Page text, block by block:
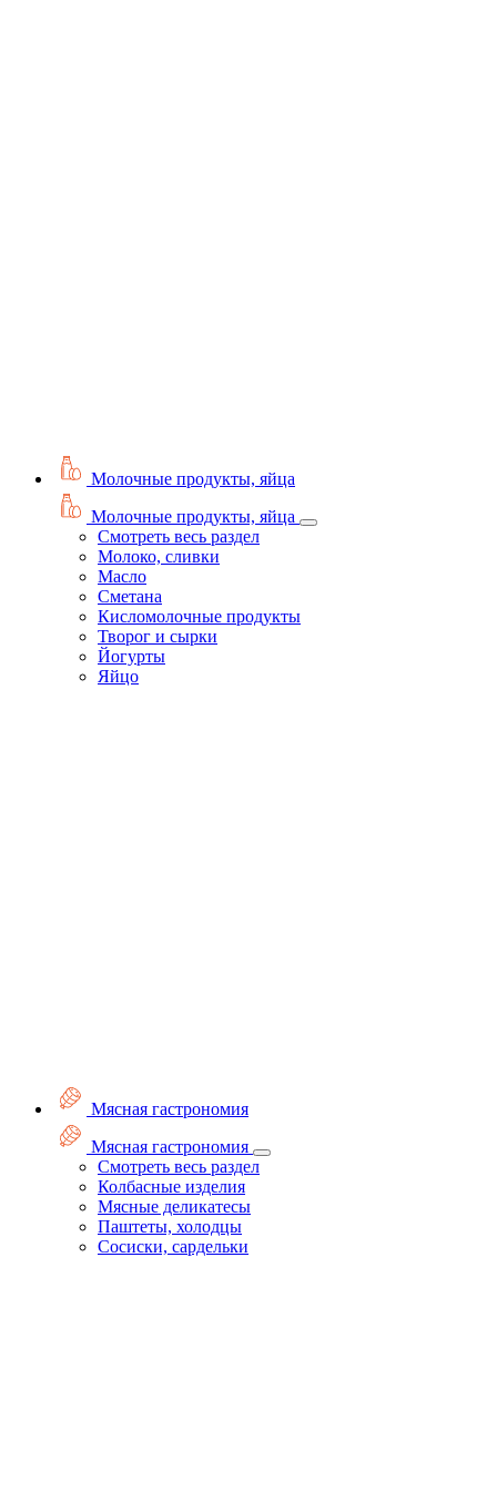
Молочные продукты, яйца
Молочные продукты, яйца
Смотреть весь раздел
Молоко, сливки
Масло
Сметана
Кисломолочные продукты
Творог и сырки
Йогурты
Яйцо
Мясная гастрономия
Мясная гастрономия
Смотреть весь раздел
Колбасные изделия
Мясные деликатесы
Паштеты, холодцы
Сосиски, сардельки